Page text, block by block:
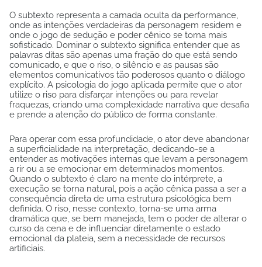
O subtexto representa a camada oculta da performance,
onde as intenções verdadeiras da personagem residem e
onde o jogo de sedução e poder cênico se torna mais
sofisticado. Dominar o subtexto significa entender que as
palavras ditas são apenas uma fração do que está sendo
comunicado, e que o riso, o silêncio e as pausas são
elementos comunicativos tão poderosos quanto o diálogo
explícito. A psicologia do jogo aplicada permite que o ator
utilize o riso para disfarçar intenções ou para revelar
fraquezas, criando uma complexidade narrativa que desafia
e prende a atenção do público de forma constante.
Para operar com essa profundidade, o ator deve abandonar
a superficialidade na interpretação, dedicando-se a
entender as motivações internas que levam a personagem
a rir ou a se emocionar em determinados momentos.
Quando o subtexto é claro na mente do intérprete, a
execução se torna natural, pois a ação cênica passa a ser a
consequência direta de uma estrutura psicológica bem
definida. O riso, nesse contexto, torna-se uma arma
dramática que, se bem manejada, tem o poder de alterar o
curso da cena e de influenciar diretamente o estado
emocional da plateia, sem a necessidade de recursos
artificiais.